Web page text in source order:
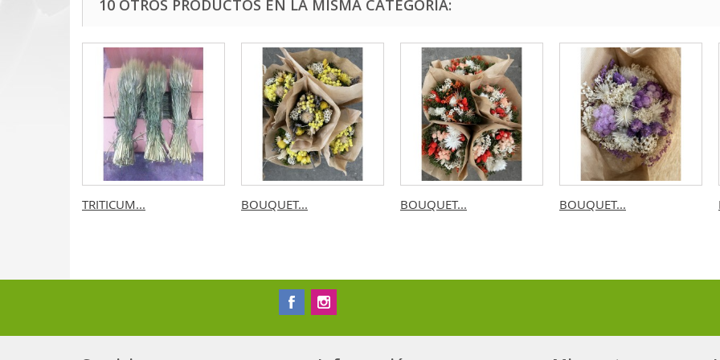
10 OTROS PRODUCTOS EN LA MISMA CATEGORÍA:
TRITICUM... BOUQUET... BOUQUET... BOUQUET...